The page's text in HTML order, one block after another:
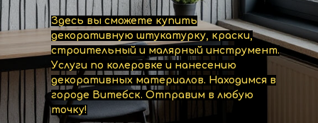
Здесь вы сможете купить
декоративную штукатурку, краски,
строительный и малярный инструмент.
Услуги по колеровке и нанесению
декоративных материалов. Находимся в
городе Витебск. Отправим в любую
точку!